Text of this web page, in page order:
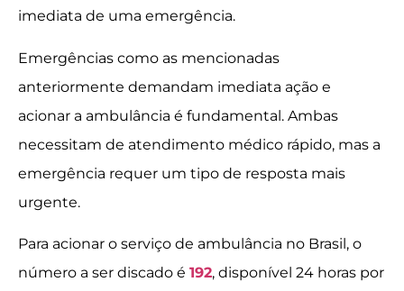
imediata de uma emergência.
Emergências como as mencionadas
anteriormente demandam imediata ação e
acionar a ambulância é fundamental. Ambas
necessitam de atendimento médico rápido, mas a
emergência requer um tipo de resposta mais
urgente.
Para acionar o serviço de ambulância no Brasil, o
número a ser discado é 192, disponível 24 horas por